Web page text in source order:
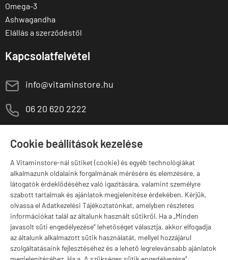
Cookie beállítások kezelése
A Vitaminstore-nál sütiket (cookie) és egyéb technológiákat
alkalmazunk oldalaink forgalmának mérésére és elemzésére, a
látogatók érdeklődéséhez való igazítására, valamint személyre
szabott tartalmak és ajánlatok megjelenítése érdekében. Kérjük,
olvassa el Adatkezelési Tájékoztatónkat, amelyben részletes
információkat talál az általunk használt sütikről. Ha a „Minden
javasolt süti engedélyezése” lehetőséget választja, akkor elfogadja
az általunk alkalmazott sütik használatát, mellyel hozzájárul
szolgáltatásaink fejlesztéséhez és a lehető legrelevánsabb ajánlatok
Omega-3
Ashwagandha
Elállás a szerződéstől
Kapcsolatfelvétel
E info@vitaminstore.hu
M 06 20 620 2222
Szugló u. 83-85.
Márkák
Valuta választás